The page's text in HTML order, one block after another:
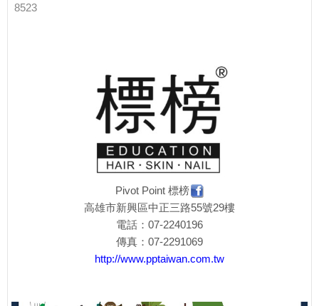
8523
Pivot Point 標榜
高雄市新興區中正三路55號29樓
電話：07-2240196
傳真：07-2291069
http://www.pptaiwan.com.tw